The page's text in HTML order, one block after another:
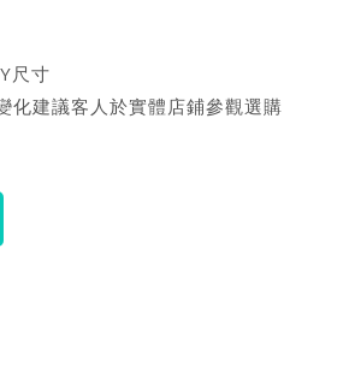
尺寸
化建議客人於實體店鋪參觀選購